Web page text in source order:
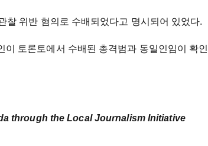
찰 위반 혐의로 수배되었다고 명시되어 있었다.
토론토에서 수배된 총격범과 동일인임이 확인
through the Local Journalism Initiative